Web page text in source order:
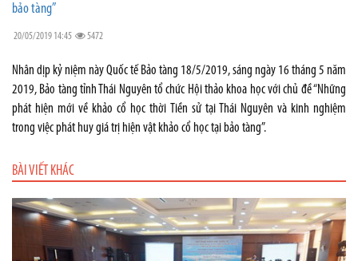
bảo tàng”
20/05/2019 14:45 5472
Nhân dịp kỷ niệm này Quốc tế Bảo tàng 18/5/2019, sáng ngày 16 tháng 5 năm
2019, Bảo tàng tỉnh Thái Nguyên tổ chức Hội thảo khoa học với chủ đề “Những
phát hiện mới về khảo cổ học thời Tiền sử tại Thái Nguyên và kinh nghiệm
trong việc phát huy giá trị hiện vật khảo cổ học tại bảo tàng”.
BÀI VIẾT KHÁC